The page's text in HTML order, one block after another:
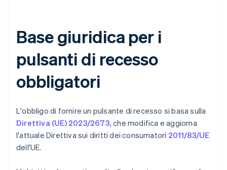
Base giuridica per i
pulsanti di recesso
obbligatori
L'obbligo di fornire un pulsante di recesso si basa sulla
Direttiva (UE) 2023/2673, che modifica e aggiorna
l'attuale Direttiva sui diritti dei consumatori 2011/83/UE
dell'UE.